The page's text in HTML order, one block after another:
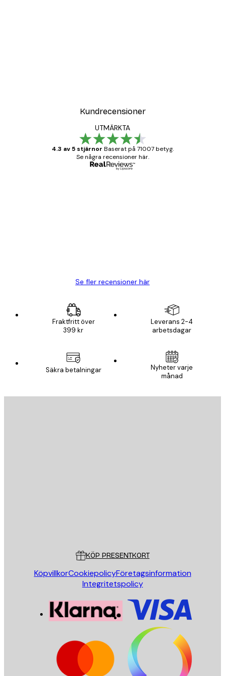
Kundrecensioner
UTMÄRKTA
4.3 av 5 stjärnor Baserat på 71007 betyg.
Se några recensioner här.
Se fler recensioner här
Fraktfritt över
399 kr
Leverans 2-4
arbetsdagar
Säkra betalningar
Nyheter varje
månad
KÖP PRESENTKORT
KöpvillkorCookiepolicyFöretagsinformation
Integritetspolicy